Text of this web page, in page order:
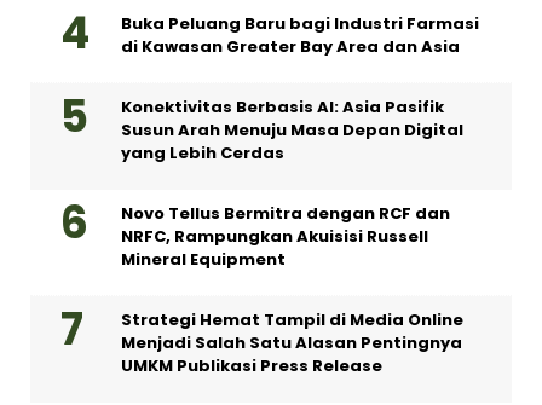
Buka Peluang Baru bagi Industri Farmasi
di Kawasan Greater Bay Area dan Asia
Konektivitas Berbasis AI: Asia Pasifik
Susun Arah Menuju Masa Depan Digital
yang Lebih Cerdas
Novo Tellus Bermitra dengan RCF dan
NRFC, Rampungkan Akuisisi Russell
Mineral Equipment
Strategi Hemat Tampil di Media Online
Menjadi Salah Satu Alasan Pentingnya
UMKM Publikasi Press Release